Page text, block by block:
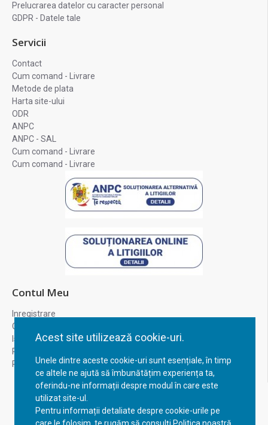
Acest site utilizează cookie-uri.
Unele dintre aceste cookie-uri sunt esențiale, în timp
ce altele ne ajută să îmbunătățim experiența ta,
oferindu-ne informații despre modul în care este
utilizat site-ul.
Pentru informații detaliate despre cookie-urile pe
Prelucrarea datelor cu caracter personal
GDPR - Datele tale
Servicii
Contact
Cum comand - Livrare
Metode de plata
Harta site-ului
ODR
ANPC
ANPC - SAL
Cum comand - Livrare
Cum comand - Livrare
Contul Meu
Inregistrare
Contul meu
Istoric comenzi
Recuperare parola
Returnare produs